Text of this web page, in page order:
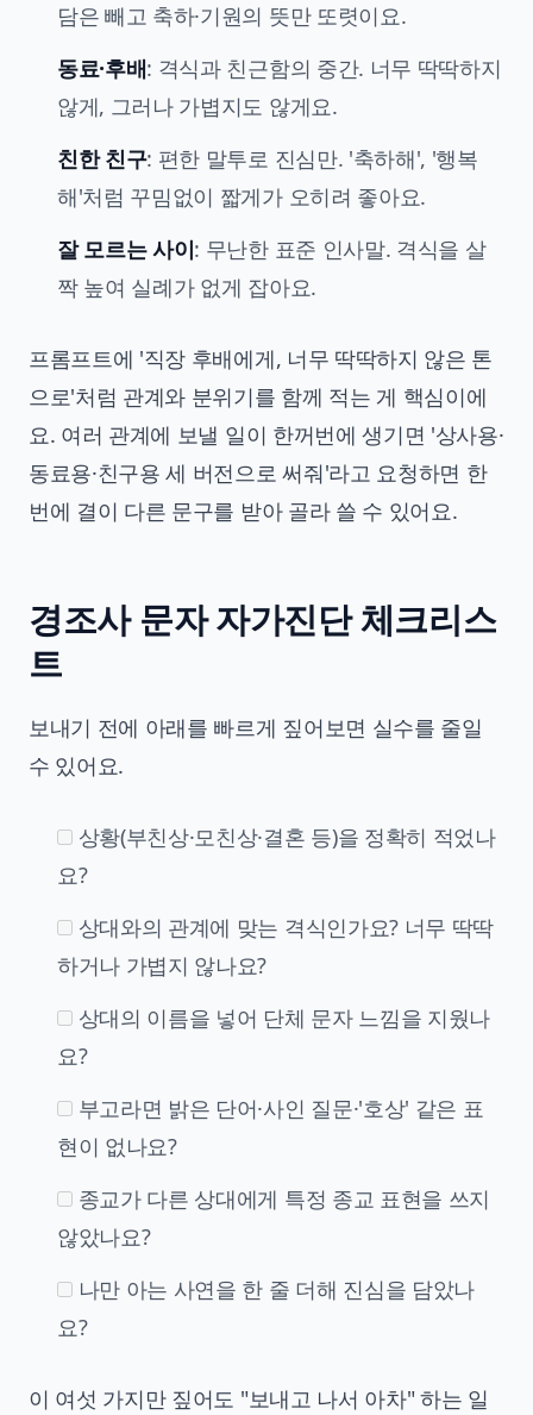
담은 빼고 축하·기원의 뜻만 또렷이요.
동료·후배: 격식과 친근함의 중간. 너무 딱딱하지
않게, 그러나 가볍지도 않게요.
친한 친구: 편한 말투로 진심만. '축하해', '행복
해'처럼 꾸밈없이 짧게가 오히려 좋아요.
잘 모르는 사이: 무난한 표준 인사말. 격식을 살
짝 높여 실례가 없게 잡아요.
프롬프트에 '직장 후배에게, 너무 딱딱하지 않은 톤
으로'처럼 관계와 분위기를 함께 적는 게 핵심이에
요. 여러 관계에 보낼 일이 한꺼번에 생기면 '상사용·
동료용·친구용 세 버전으로 써줘'라고 요청하면 한
번에 결이 다른 문구를 받아 골라 쓸 수 있어요.
경조사 문자 자가진단 체크리스
트
보내기 전에 아래를 빠르게 짚어보면 실수를 줄일
수 있어요.
상황(부친상·모친상·결혼 등)을 정확히 적었나
요?
상대와의 관계에 맞는 격식인가요? 너무 딱딱
하거나 가볍지 않나요?
상대의 이름을 넣어 단체 문자 느낌을 지웠나
요?
부고라면 밝은 단어·사인 질문·'호상' 같은 표
현이 없나요?
종교가 다른 상대에게 특정 종교 표현을 쓰지
않았나요?
나만 아는 사연을 한 줄 더해 진심을 담았나
요?
이 여섯 가지만 짚어도 "보내고 나서 아차" 하는 일